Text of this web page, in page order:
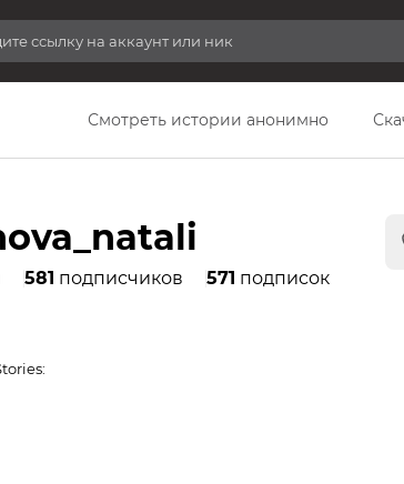
Смотреть истории анонимно
581 подписчиков 571 подписок